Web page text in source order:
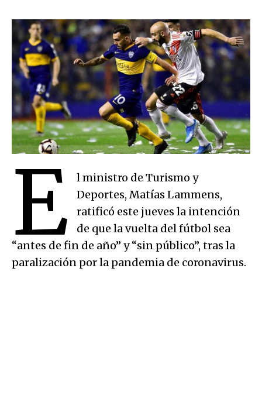
E
l ministro de Turismo y
Deportes, Matías Lammens,
ratificó este jueves la intención
de que la vuelta del fútbol sea
“antes de fin de año” y “sin público”, tras la
paralización por la pandemia de coronavirus.